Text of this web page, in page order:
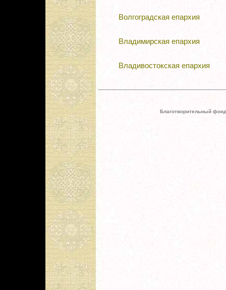
Волгоградская епархия
Владимирская епархия
Владивостокская епархия
Благотворительный